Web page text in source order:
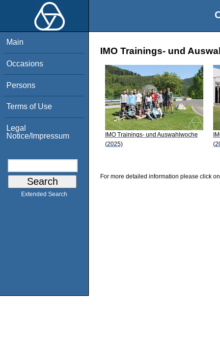
Main
Occasions
Persons
Terms of Use
Legal
Notice/Impressum
Extended Search
IMO Trainings- und
IMO Trainings- und Auswahlwoche
(2025)
For more detailed information please click